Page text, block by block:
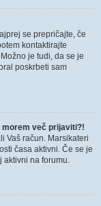
se prepričajte, če
kontaktirajte
je tudi, da se je
poskrbeti sam
več prijaviti?!
Vaš račun. Marsikateri
časa aktivni. Če se je
aktivni na forumu.